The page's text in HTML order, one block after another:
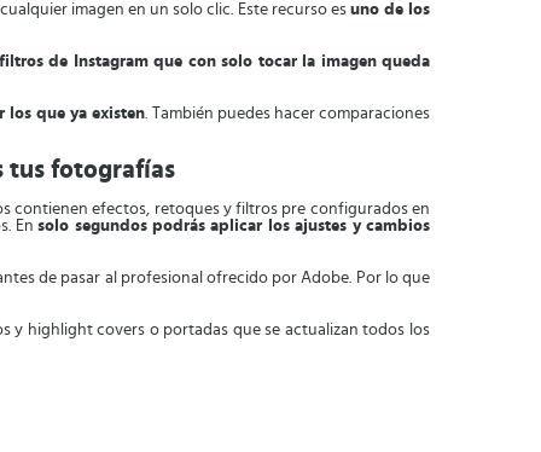
imagen en un solo clic. Este recurso es uno de los
filtros de Instagram que con solo tocar la imagen queda
los que ya existen. También puedes hacer comparaciones
tus fotografías
contienen efectos, retoques y filtros pre configurados en
Ensolo segundos podrás aplicar los ajustes y cambios
de pasar al profesional ofrecido por Adobe. Por lo que
y highlight covers o portadas que se actualizan todos los